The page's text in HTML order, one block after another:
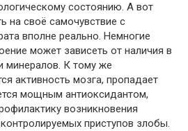
состоянию. А вот
на своё самочувствие с
вполне реально. Немногие
может зависеть от наличия в
минералов. К тому же
активность мозга, пропадает
мощным антиоксидантом,
возникновения
приступов злобы.